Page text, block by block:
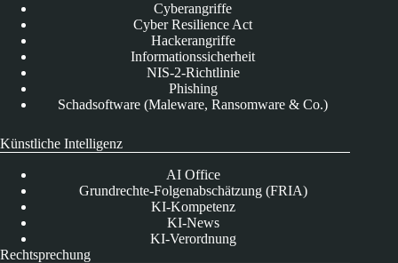
Cyberangriffe
Cyber Resilience Act
Hackerangriffe
Informationssicherheit
NIS-2-Richtlinie
Phishing
Schadsoftware (Maleware, Ransomware & Co.)
Künstliche Intelligenz
AI Office
Grundrechte-Folgenabschätzung (FRIA)
KI-Kompetenz
KI-News
KI-Verordnung
Rechtsprechung